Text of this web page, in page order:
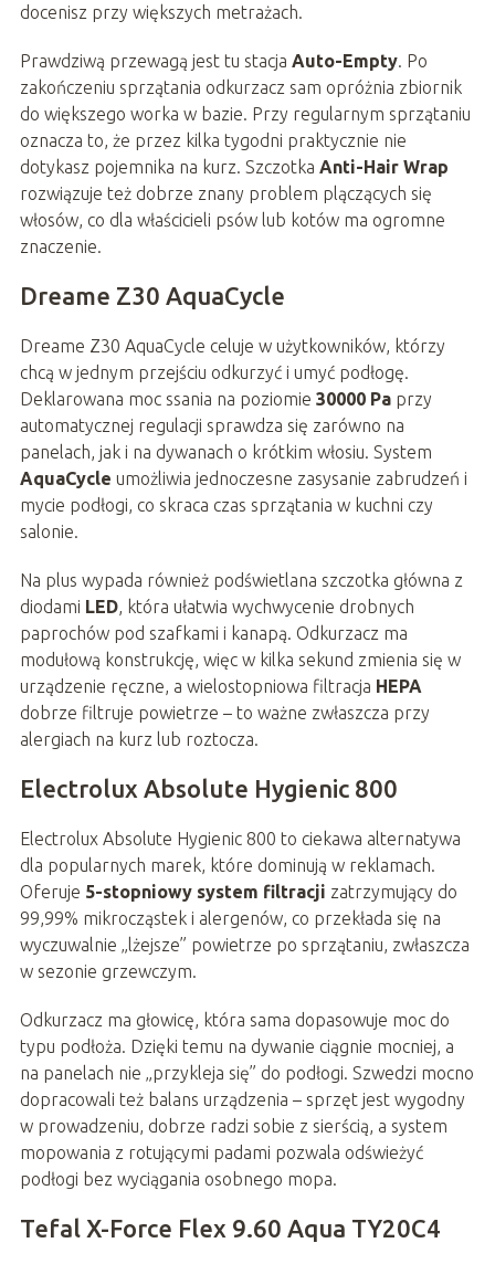
docenisz przy większych metrażach.
Prawdziwą przewagą jest tu stacja Auto-Empty. Po
zakończeniu sprzątania odkurzacz sam opróżnia zbiornik
do większego worka w bazie. Przy regularnym sprzątaniu
oznacza to, że przez kilka tygodni praktycznie nie
dotykasz pojemnika na kurz. Szczotka Anti-Hair Wrap
rozwiązuje też dobrze znany problem plączących się
włosów, co dla właścicieli psów lub kotów ma ogromne
znaczenie.
Dreame Z30 AquaCycle
Dreame Z30 AquaCycle celuje w użytkowników, którzy
chcą w jednym przejściu odkurzyć i umyć podłogę.
Deklarowana moc ssania na poziomie 30000 Paprzy
automatycznej regulacji sprawdza się zarówno na
panelach, jak i na dywanach o krótkim włosiu. System
AquaCycle umożliwia jednoczesne zasysanie zabrudzeń i
mycie podłogi, co skraca czas sprzątania w kuchni czy
salonie.
Na plus wypada również podświetlana szczotka główna z
diodami LED, która ułatwia wychwycenie drobnych
paprochów pod szafkami i kanapą. Odkurzacz ma
modułową konstrukcję, więc w kilka sekund zmienia się w
urządzenie ręczne, a wielostopniowa filtracja HEPA
dobrze filtruje powietrze – to ważne zwłaszcza przy
alergiach na kurz lub roztocza.
Electrolux Absolute Hygienic 800
Electrolux Absolute Hygienic 800 to ciekawa alternatywa
dla popularnych marek, które dominują w reklamach.
Oferuje 5-stopniowy system filtracji zatrzymujący do
99,99% mikrocząstek i alergenów, co przekłada się na
wyczuwalnie „lżejsze” powietrze po sprzątaniu, zwłaszcza
w sezonie grzewczym.
Odkurzacz ma głowicę, która sama dopasowuje moc do
typu podłoża. Dzięki temu na dywanie ciągnie mocniej, a
na panelach nie „przykleja się” do podłogi. Szwedzi mocno
dopracowali też balans urządzenia – sprzęt jest wygodny
w prowadzeniu, dobrze radzi sobie z sierścią, a system
mopowania z rotującymi padami pozwala odświeżyć
podłogi bez wyciągania osobnego mopa.
Tefal X-Force Flex 9.60 Aqua TY20C4